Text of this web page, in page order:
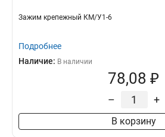
Зажим крепежный КМ/У1-6
Подробнее
Наличие: В наличии
78,08 ₽
– +
В корзину